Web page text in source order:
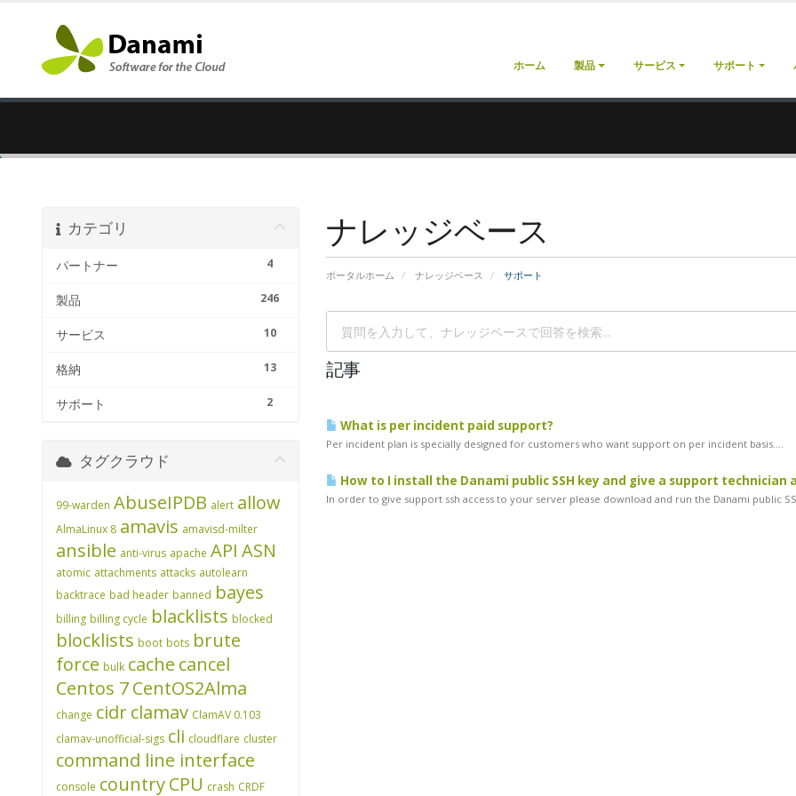
ホーム 製品 サービス サポート
ナレッジベース
ポータルホーム ナレッジベース サポート
カテゴリ
4
パートナー
246
製品
10
サービス
13
格納
2
サポート
記事
What is per incident paid support?
Per incident plan is specially designed for customers who want support on per incident basis....
How to I install the Danami public SSH key and give a support technician
In order to give support ssh access to your server please download and run the Danami public
タグクラウド
99-warden AbuseIPDB alert allow
AlmaLinux 8 amavis amavisd-milter
ansible anti-virus apache API ASN
atomic attachments attacks autolearn
backtrace bad header banned bayes
billing billing cycle blacklists blocked
blocklists boot bots brute
force bulk cache cancel
Centos 7CentOS2Alma
change cidrclamav ClamAV 0.103
clamav-unofficial-sigs cli cloudflare cluster
command line interface
console countryCPU crash CRDF